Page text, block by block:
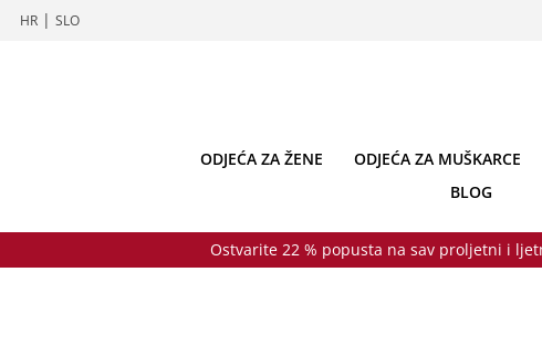
HR | SLO
ODJEĆA ZA ŽENE ODJEĆA ZA MUŠKARCE
BLOG
Ostvarite 22 % popusta na sav proljetni i